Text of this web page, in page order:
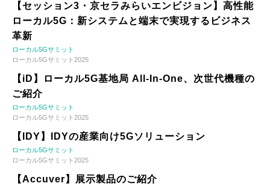
【セッション3・京セラみらいエンビジョン】高性能
ローカル5G：新システムと端末で実現するビジネス
革新
ローカル5Gサミット
ローカル5Gサミット2025
【iD】ローカル5G基地局 All-In-One、次世代機種の
ご紹介
ローカル5Gサミット
ローカル5Gサミット2025
【IDY】IDYの産業向け5Gソリューション
ローカル5Gサミット
ローカル5Gサミット2025
【Accuver】展示製品のご紹介